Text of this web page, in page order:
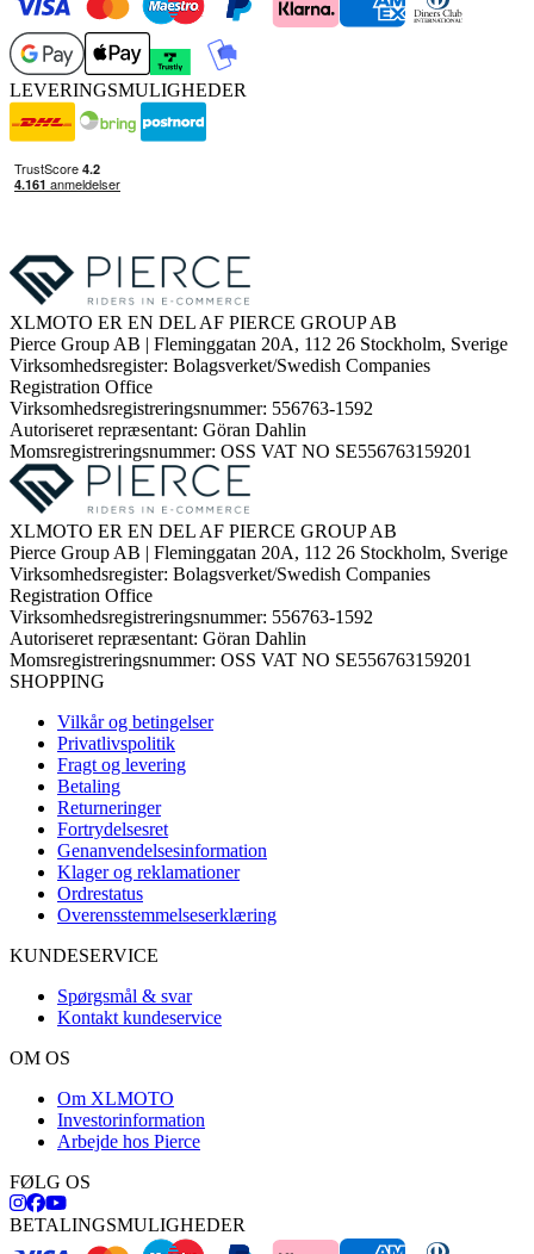
LEVERINGSMULIGHEDER
XLMOTO ER EN DEL AF PIERCE GROUP AB
Pierce Group AB | Fleminggatan 20A, 112 26 Stockholm, Sverige
Virksomhedsregister: Bolagsverket/Swedish Companies
Registration Office
Virksomhedsregistreringsnummer: 556763-1592
Autoriseret repræsentant: Göran Dahlin
Momsregistreringsnummer: OSS VAT NO SE556763159201
XLMOTO ER EN DEL AF PIERCE GROUP AB
Pierce Group AB | Fleminggatan 20A, 112 26 Stockholm, Sverige
Virksomhedsregister: Bolagsverket/Swedish Companies
Registration Office
Virksomhedsregistreringsnummer: 556763-1592
Autoriseret repræsentant: Göran Dahlin
Momsregistreringsnummer: OSS VAT NO SE556763159201
SHOPPING
Vilkår og betingelser
Privatlivspolitik
Fragt og levering
Betaling
Returneringer
Fortrydelsesret
Genanvendelsesinformation
Klager og reklamationer
Ordrestatus
Overensstemmelseserklæring
KUNDESERVICE
Spørgsmål & svar
Kontakt kundeservice
OM OS
Om XLMOTO
Investorinformation
Arbejde hos Pierce
FØLG OS
BETALINGSMULIGHEDER